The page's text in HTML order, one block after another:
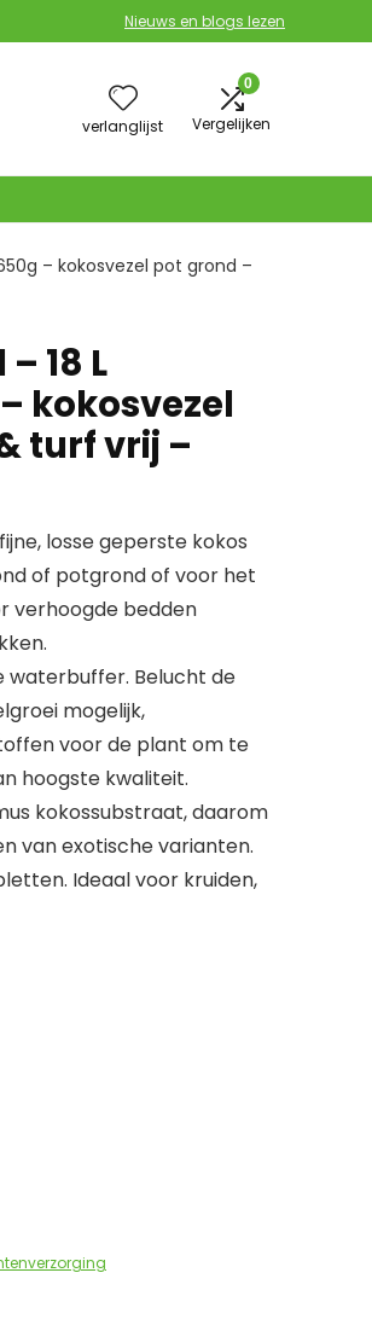
Nieuws en blogs lezen
verlanglijst
0
Vergelijken
– kokosvezel pot grond –
18 L
kokosvezel
turf vrij –
fijne, losse geperste kokos
of potgrond of voor het
verhoogde bedden
waterbuffer. Belucht de
mogelijk,
voor de plant om te
hoogste kwaliteit.
kokossubstraat, daarom
van exotische varianten.
Ideaal voor kruiden,